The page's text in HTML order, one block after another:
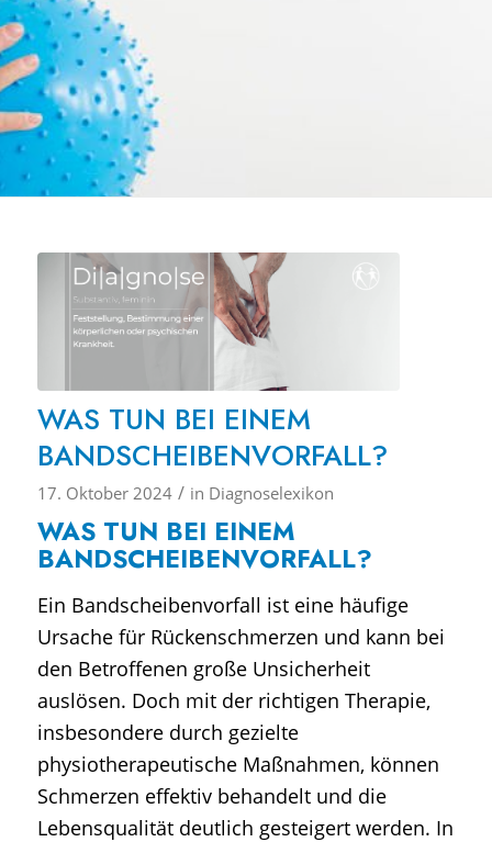
WAS TUN BEI EINEM
BANDSCHEIBENVORFALL?
17. Oktober 2024 / in Diagnoselexikon
WAS TUN BEI EINEM
BANDSCHEIBENVORFALL?
Ein Bandscheibenvorfall ist eine häufige
Ursache für Rückenschmerzen und kann bei
den Betroffenen große Unsicherheit
auslösen. Doch mit der richtigen Therapie,
insbesondere durch gezielte
physiotherapeutische Maßnahmen, können
Schmerzen effektiv behandelt und die
Lebensqualität deutlich gesteigert werden. In